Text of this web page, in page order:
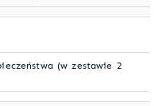
(w zestawie 2